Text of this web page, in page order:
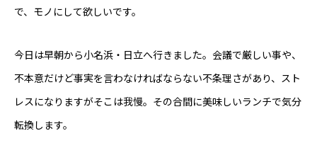
東べ精巧について
技術紹介
で、モノにして欲しいです。
今日は早朝から小名浜・日立へ行きました。会議で厳しい事や、
不本意だけど事実を言わなければならない不条理さがあり、スト
レスになりますがそこは我慢。その合間に美味しいランチで気分
転換します。